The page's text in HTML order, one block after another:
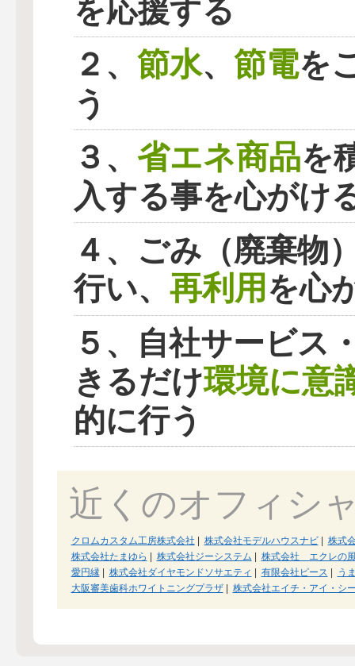
を応援する
２、 節水、 節電を
う
３、 省エネ商品を
入する事を心がけ
４、ごみ（廃棄物
行い、 再利用を心
５、自社サービス
きるだけ環境に意
的に行う
近くのオフィシ
クロムカスタム工房株式会社 株式会社モデルハウスナビ|
株式
株式会社たまゆら
株式会社ジーシステム
株式会社 エクレの
愛円縁| 株式会社ダイヤモンドソサエティ 有限会社ピース
う
大阪審美歯科ホワイトニングプラザ| 株式会社エイチ・アイ・シ